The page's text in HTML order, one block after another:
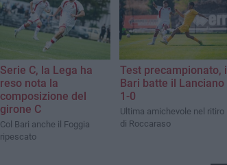
Serie C, la Lega ha
reso nota la
composizione del
girone C
Col Bari anche il Foggia
ripescato
Test precampionato, il
Bari batte il Lanciano
1-0
Ultima amichevole nel ritiro
di Roccaraso